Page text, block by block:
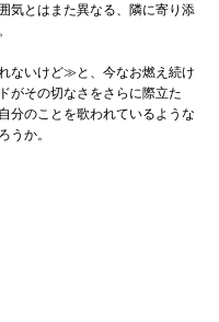
気とはまた異なる、隣に寄り添
ないけど≫と、今なお燃え続け
がその切なさをさらに際立た
分のことを歌われているような
うか。